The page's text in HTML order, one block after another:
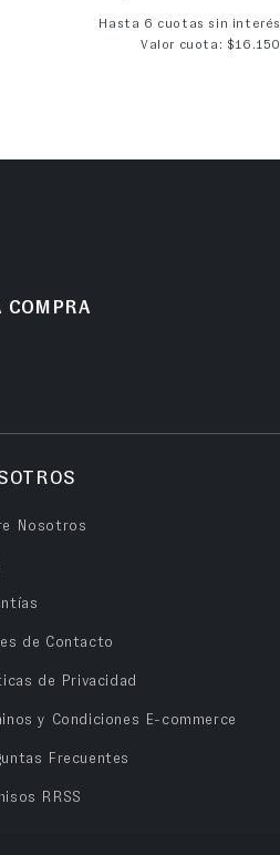
Hasta 6 cuotas sin interés
Valor cuota: $16.150
Nosotros
de Contacto
de Privacidad
y Condiciones E-commerce
Frecuentes
RRSS